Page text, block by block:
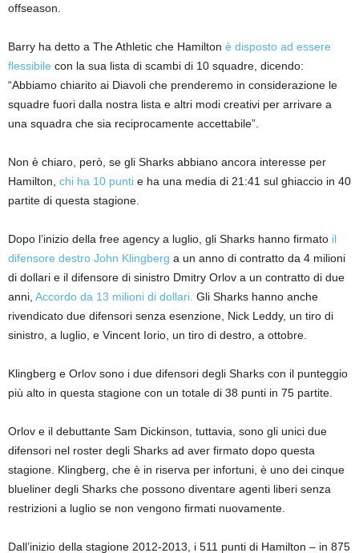
offseason.
Barry ha detto a The Athletic che Hamilton è disposto ad essere
flessibile con la sua lista di scambi di 10 squadre, dicendo:
“Abbiamo chiarito ai Diavoli che prenderemo in considerazione le
squadre fuori dalla nostra lista e altri modi creativi per arrivare a
una squadra che sia reciprocamente accettabile”.
Non è chiaro, però, se gli Sharks abbiano ancora interesse per
Hamilton, chi ha 10 punti e ha una media di 21:41 sul ghiaccio in 40
partite di questa stagione.
Dopo l’inizio della free agency a luglio, gli Sharks hanno firmato il
difensore destro John Klingberg a un anno di contratto da 4 milioni
di dollari e il difensore di sinistro Dmitry Orlov a un contratto di due
anni, Accordo da 13 milioni di dollari. Gli Sharks hanno anche
rivendicato due difensori senza esenzione, Nick Leddy, un tiro di
sinistro, a luglio, e Vincent Iorio, un tiro di destro, a ottobre.
Klingberg e Orlov sono i due difensori degli Sharks con il punteggio
più alto in questa stagione con un totale di 38 punti in 75 partite.
Orlov e il debuttante Sam Dickinson, tuttavia, sono gli unici due
difensori nel roster degli Sharks ad aver firmato dopo questa
stagione. Klingberg, che è in riserva per infortuni, è uno dei cinque
blueliner degli Sharks che possono diventare agenti liberi senza
restrizioni a luglio se non vengono firmati nuovamente.
Dall’inizio della stagione 2012-2013, i 511 punti di Hamilton – in 875